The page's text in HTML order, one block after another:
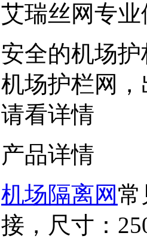
艾瑞丝网专业
安全的机场
机场护栏网
请看详情
产品详情
机场隔离网 常
接，尺寸：